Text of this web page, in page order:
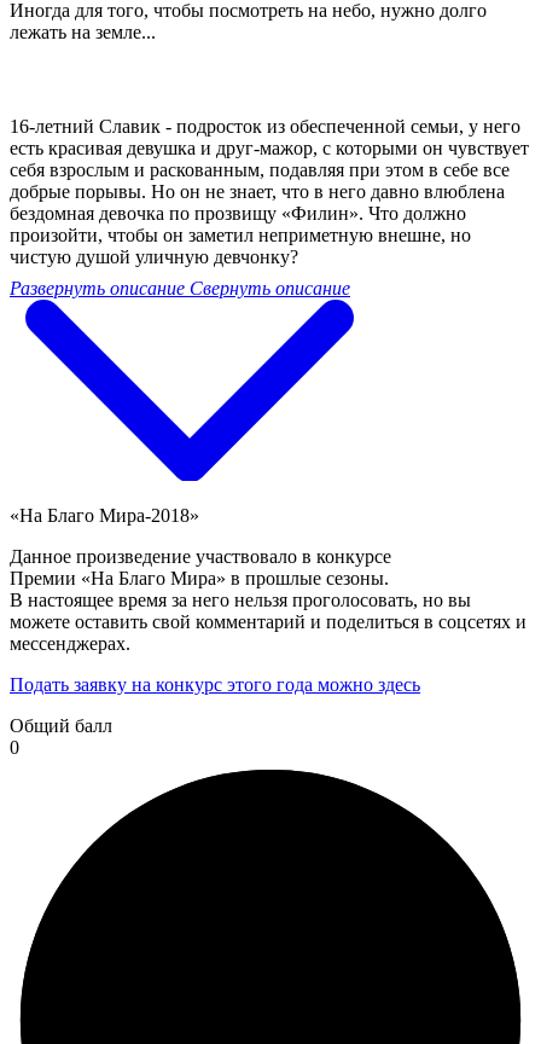
Иногда для того, чтобы посмотреть на небо, нужно долго
лежать на земле...
16-летний Славик - подросток из обеспеченной семьи, у него
есть красивая девушка и друг-мажор, с которыми он чувствует
себя взрослым и раскованным, подавляя при этом в себе все
добрые порывы. Но он не знает, что в него давно влюблена
бездомная девочка по прозвищу «Филин». Что должно
произойти, чтобы он заметил неприметную внешне, но
чистую душой уличную девчонку?
Развернуть описание Свернуть описание
«На Благо Мира-2018»
Данное произведение участвовало в конкурсе
Премии «На Благо Мира» в прошлые сезоны.
В настоящее время за него нельзя проголосовать, но вы
можете оставить свой комментарий и поделиться в соцсетях и
мессенджерах.
Подать заявку на конкурс этого года можно здесь
Общий балл
0